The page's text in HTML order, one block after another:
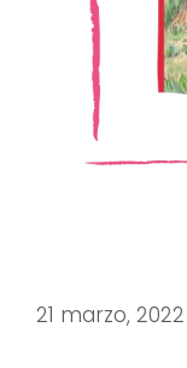
21 marzo, 2022